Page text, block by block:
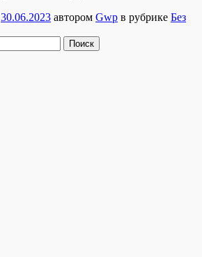
30.06.2023 автором Gwp в рубрике Без